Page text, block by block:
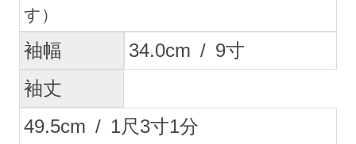
す）
袖幅 34.0cm / 9寸
袖丈
49.5cm / 1尺3寸1分